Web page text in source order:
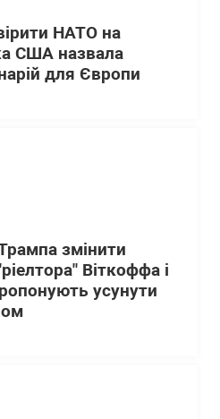
НАТО на
США назвала
для Європи
змінити
Віткоффа і
усунути